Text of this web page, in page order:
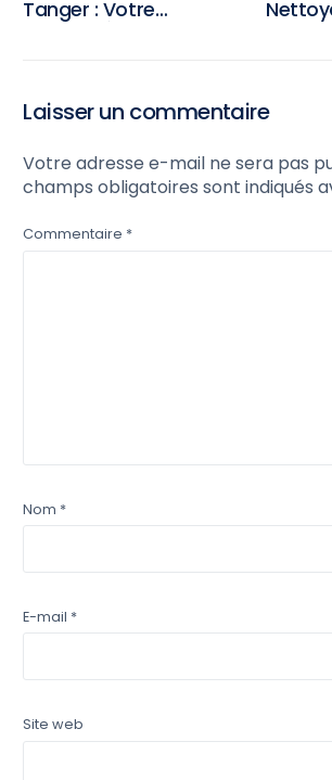
Tanger : Votre
Laisser un commentaire
Votre adresse e-mail ne sera pas
champs obligatoires sont indiqués
Commentaire *
Nom *
E-mail *
Site web